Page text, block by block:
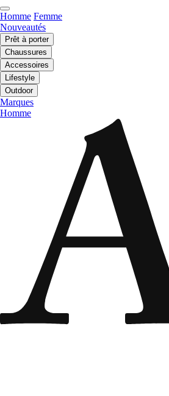
Homme Femme
Nouveautés
Prêt à porter
Chaussures
Accessoires
Lifestyle
Outdoor
Marques
Homme